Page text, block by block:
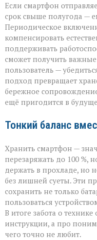
Если смартфон
срок свыше полугода —
Периодическое
компенсировать
поддерживать
сможет получить
пользователь —
подход превращает
бережное
ещё пригодится в
Тонкий баланс
Хранить смартфон —
перезаряжать до 100 %,
держать в прохладе, но
без лишней суеты. Эти
сохранить не только
пользоваться
В итоге забота о
инструкции, а про
чего точно не любит.